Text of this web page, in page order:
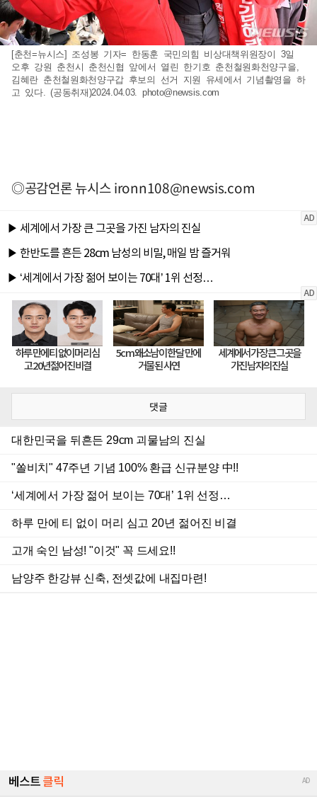
[춘천=뉴시스] 조성봉 기자= 한동훈 국민의힘 비상대책위원장이 3일
오후 강원 춘천시 춘천신협 앞에서 열린 한기호 춘천철원화천양구을,
김혜란 춘천철원화천양구갑 후보의 선거 지원 유세에서 기념촬영을 하
고 있다. (공동취재)2024.04.03. photo@newsis.com
◎공감언론 뉴시스ironn108@newsis.com
댓글